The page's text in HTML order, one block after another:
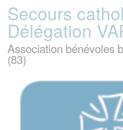
Secours
Délégation
Association bénévoles
(83)